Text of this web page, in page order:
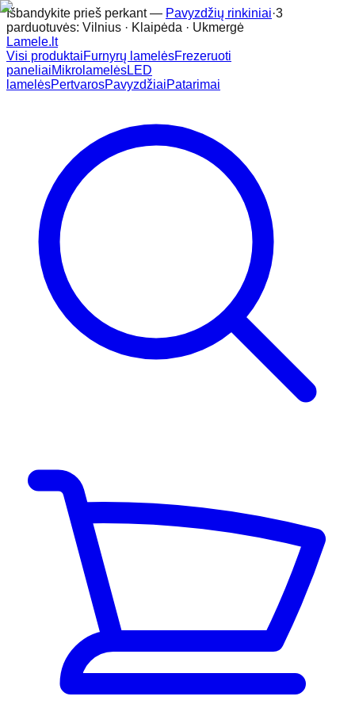
Išbandykite prieš perkant — Pavyzdžių rinkiniai·3
parduotuvės: Vilnius · Klaipėda · Ukmergė
Lamele.lt
Visi produktaiFurnyrų lamelėsFrezeruoti
paneliaiMikrolamelėsLED
lamelėsPertvarosPavyzdžiaiPatarimai